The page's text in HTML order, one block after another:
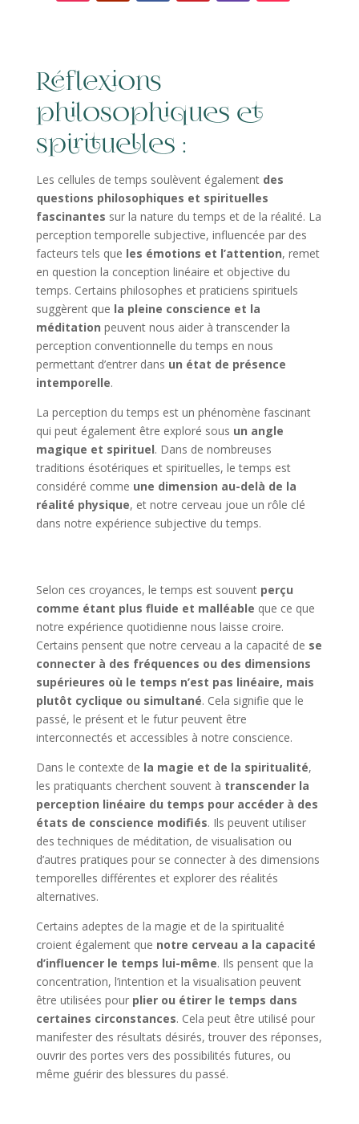
Réflexions
philosophiques et
spirituelles :
Les cellules de temps soulèvent également des
questions philosophiques et spirituelles
fascinantes sur la nature du temps et de la réalité. La
perception temporelle subjective, influencée par des
facteurs tels que les émotions et l’attention, remet
en question la conception linéaire et objective du
temps. Certains philosophes et praticiens spirituels
suggèrent que la pleine conscience et la
méditation peuvent nous aider à transcender la
perception conventionnelle du temps en nous
permettant d’entrer dans un état de présence
intemporelle.
La perception du temps est un phénomène fascinant
qui peut également être exploré sous un angle
magique et spirituel. Dans de nombreuses
traditions ésotériques et spirituelles, le temps est
considéré comme une dimension au-delà de la
réalité physique, et notre cerveau joue un rôle clé
dans notre expérience subjective du temps.
Selon ces croyances, le temps est souvent perçu
comme étant plus fluide et malléable que ce que
notre expérience quotidienne nous laisse croire.
Certains pensent que notre cerveau a la capacité de se
connecter à des fréquences ou des dimensions
supérieures où le temps n’est pas linéaire, mais
plutôt cyclique ou simultané. Cela signifie que le
passé, le présent et le futur peuvent être
interconnectés et accessibles à notre conscience.
Dans le contexte de la magie et de la spiritualité,
les pratiquants cherchent souvent à transcender la
perception linéaire du temps pour accéder à des
états de conscience modifiés. Ils peuvent utiliser
des techniques de méditation, de visualisation ou
d’autres pratiques pour se connecter à des dimensions
temporelles différentes et explorer des réalités
alternatives.
Certains adeptes de la magie et de la spiritualité
croient également que notre cerveau a la capacité
d’influencer le temps lui-même. Ils pensent que la
concentration, l’intention et la visualisation peuvent
être utilisées pourplier ou étirer le temps dans
certaines circonstances. Cela peut être utilisé pour
manifester des résultats désirés, trouver des réponses,
ouvrir des portes vers des possibilités futures, ou
même guérir des blessures du passé.